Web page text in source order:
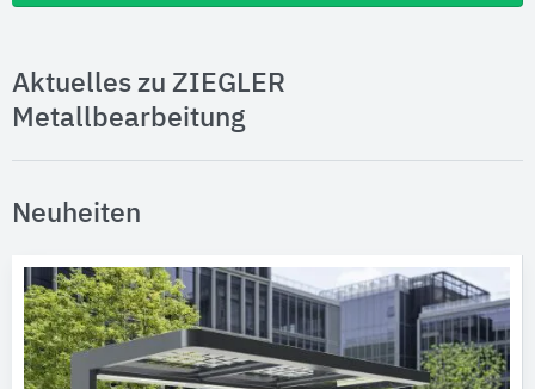
Aktuelles zu ZIEGLER
Metallbearbeitung
Neuheiten